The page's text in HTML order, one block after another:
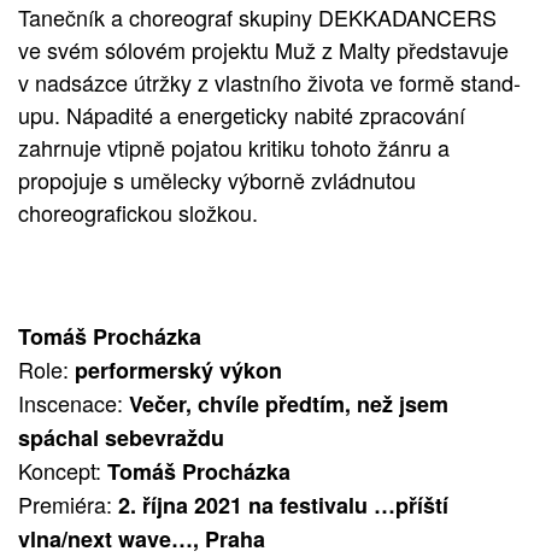
Tanečník a choreograf skupiny DEKKADANCERS
ve svém sólovém projektu Muž z Malty představuje
v nadsázce útržky z vlastního života ve formě stand-
upu. Nápadité a energeticky nabité zpracování
zahrnuje vtipně pojatou kritiku tohoto žánru a
propojuje s umělecky výborně zvládnutou
choreografickou složkou.
Tomáš Procházka
Role: performerský výkon
Inscenace: Večer, chvíle předtím, než jsem
spáchal sebevraždu
Koncept: Tomáš Procházka
Premiéra: 2. října 2021 na festivalu …příští
vlna/next wave…, Praha